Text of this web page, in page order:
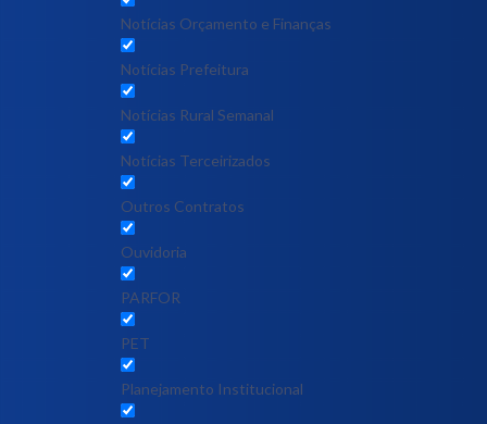
Notícias Orçamento e Finanças
Notícias Prefeitura
Notícias Rural Semanal
Notícias Terceirizados
Outros Contratos
Ouvidoria
PARFOR
PET
Planejamento Institucional